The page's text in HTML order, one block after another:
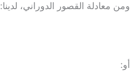
ومن معادلة القصور الدوراني، لدينا:
أو: